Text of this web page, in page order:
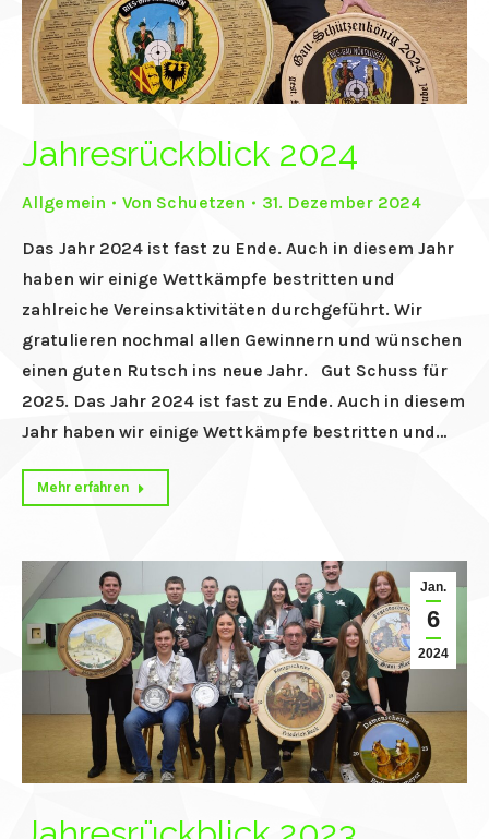
Jahresrückblick 2024
Allgemein Von Schuetzen 31. Dezember 2024
Das Jahr 2024 ist fast zu Ende. Auch in diesem Jahr
haben wir einige Wettkämpfe bestritten und
zahlreiche Vereinsaktivitäten durchgeführt. Wir
gratulieren nochmal allen Gewinnern und wünschen
einen guten Rutsch ins neue Jahr. Gut Schuss für
2025. Das Jahr 2024 ist fast zu Ende. Auch in diesem
Jahr haben wir einige Wettkämpfe bestritten und…
Mehr erfahren
Jan.
6
2024